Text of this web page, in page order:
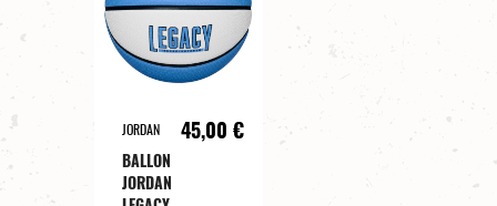
JORDAN
BALLON
JORDAN
45,00 €